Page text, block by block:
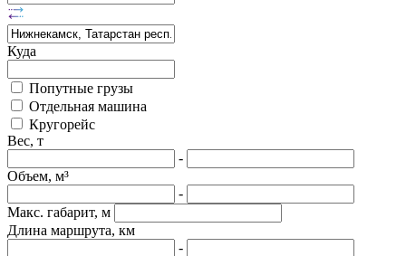
Куда
Попутные грузы
Отдельная машина
Кругорейс
Вес, т
-
Объем, м³
-
Макс. габарит, м
Длина маршрута, км
-